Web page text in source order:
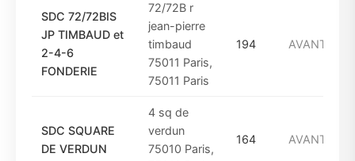
SDC 72/72BIS
JP TIMBAUD et
2-4-6
FONDERIE
72/72B r
jean-pierre
timbaud
75011 Paris,
75011 Paris
194
SDC SQUARE
DE VERDUN
4 sq de
verdun
75010 Paris,
164